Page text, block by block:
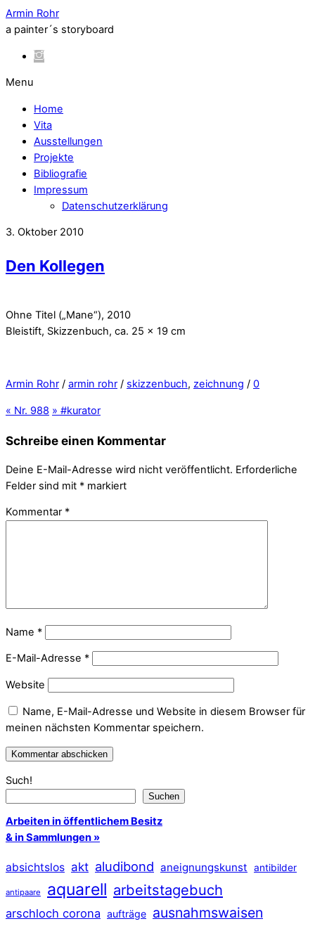
Armin Rohr
a painter´s storyboard
Menu
Home
Vita
Ausstellungen
Projekte
Bibliografie
Impressum
Datenschutzerklärung
3. Oktober 2010
Den Kollegen
Ohne Titel („Mane“), 2010
Bleistift, Skizzenbuch, ca. 25 x 19 cm
Armin Rohr / armin rohr / skizzenbuch, zeichnung / 0
« Nr. 988 » #kurator
Schreibe einen Kommentar
Deine E-Mail-Adresse wird nicht veröffentlicht. Erforderliche
Felder sind mit * markiert
Kommentar *
Name *
E-Mail-Adresse *
Website
Name, E-Mail-Adresse und Website in diesem Browser für
meinen nächsten Kommentar speichern.
Such!
Suchen
Arbeiten in öffentlichem Besitz
& in Sammlungen »
absichtslos akt aludibond aneignungskunst antibilder
antipaare aquarell arbeitstagebuch
arschloch corona aufträge ausnahmswaisen